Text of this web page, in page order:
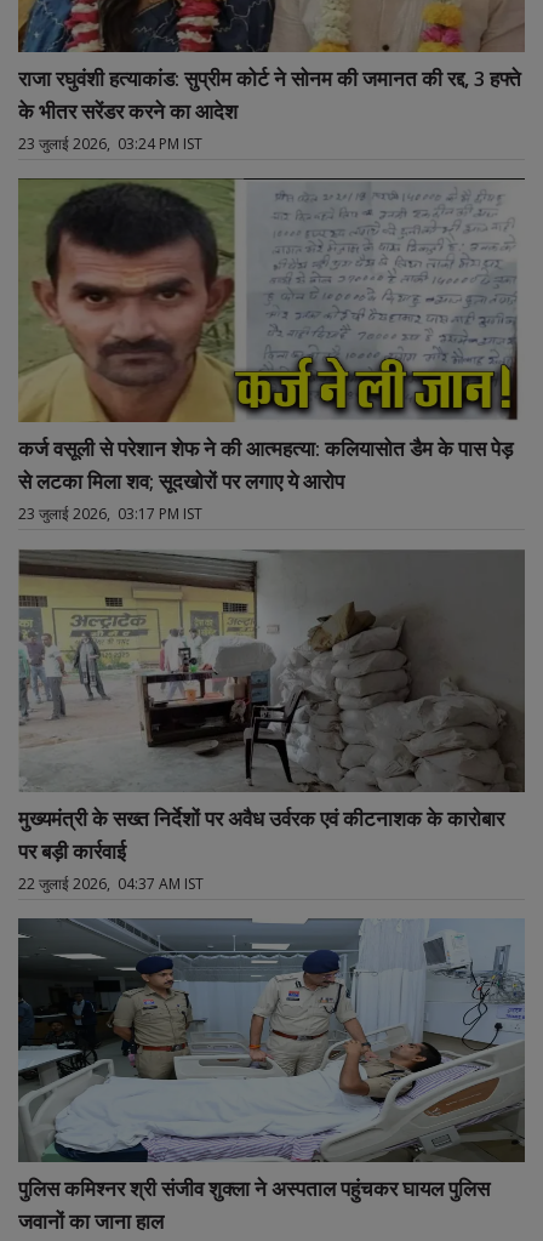
राजा रघुवंशी हत्याकांड: सुप्रीम कोर्ट ने सोनम की जमानत की रद्द, 3 हफ्ते
के भीतर सरेंडर करने का आदेश
23 जुलाई 2026, 03:24 PM IST
कर्ज वसूली से परेशान शेफ ने की आत्महत्या: कलियासोत डैम के पास पेड़
से लटका मिला शव; सूदखोरों पर लगाए ये आरोप
23 जुलाई 2026, 03:17 PM IST
मुख्यमंत्री के सख्त निर्देशों पर अवैध उर्वरक एवं कीटनाशक के कारोबार
पर बड़ी कार्रवाई
22 जुलाई 2026, 04:37 AM IST
पुलिस कमिश्नर श्री संजीव शुक्ला ने अस्पताल पहुंचकर घायल पुलिस
जवानों का जाना हाल